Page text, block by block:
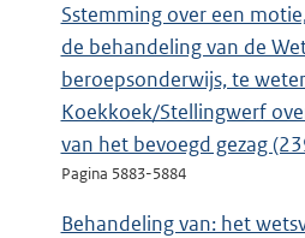
Sstemming over een
de behandeling van de
beroepsonderwijs, te
Koekkoek/Stellingwerf
van het bevoegd gezag
Pagina 5883-5884
Behandeling van: het